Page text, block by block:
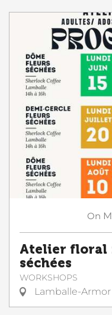
On
Atelier floral
séchées
WORKSHOPS
Lamballe-Armor